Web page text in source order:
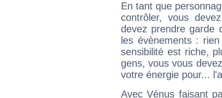
En tant que
contrôler, vous
devez prendre garde
les évènements :
sensibilité est riche,
gens, vous vous
votre énergie pour...
Avec Vénus faisant